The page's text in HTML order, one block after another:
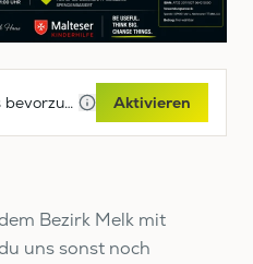
Wähle GemeindeTV als bevorzugte Google-Quelle Aktivieren
Bezirk Melk mit
uns sonst noch